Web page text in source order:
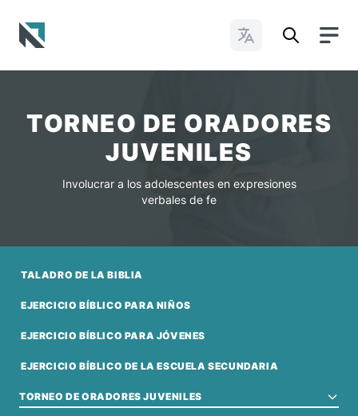
Cambiar idioma
TORNEO DE ORADORES
JUVENILES
Involucrar a los adolescentes en expresiones
verbales de fe
TALADRO DE LA BIBLIA
EJERCICIO BÍBLICO PARA NIÑOS
EJERCICIO BÍBLICO PARA JÓVENES
EJERCICIO BÍBLICO DE LA ESCUELA SECUNDARIA
TORNEO DE ORADORES JUVENILES